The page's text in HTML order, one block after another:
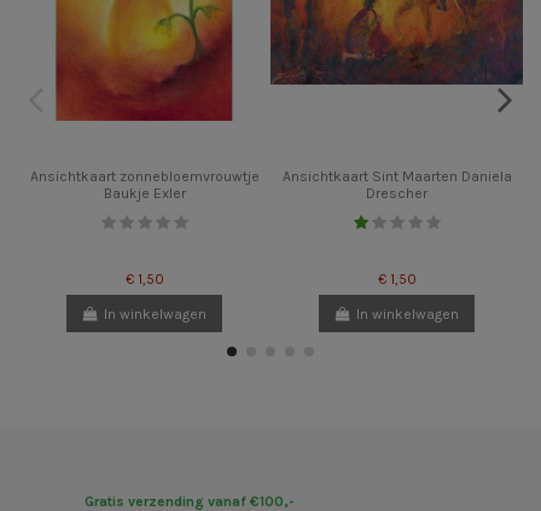
Ansichtkaart zonnebloemvrouwtje
Baukje Exler
€ 1,50
In winkelwagen
Ansichtkaart Sint Maarten Daniela
Drescher
€ 1,50
In winkelwagen
Gratis verzending vanaf €100,-